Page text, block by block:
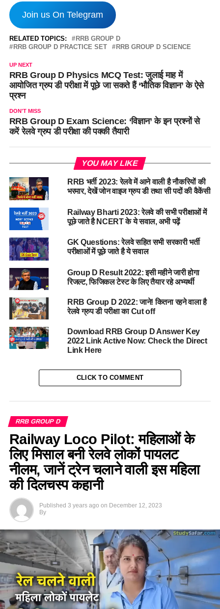
Join us On Telegram
RELATED TOPICS:
RRB GROUP D
RRB GROUP D PRACTICE SET
RRB GROUP D SCIENCE
UP NEXT
RRB Group D Physics MCQ Test: जुलाई माह में
आयोजित ग्रुप डी परीक्षा में पूछे जा सकते हैं ‘भौतिक विज्ञान’ के ऐसे
प्रश्न
DON'T MISS
RRB Group D Exam Science: ‘विज्ञान’ के इन प्रश्नों से
करें रेलवे ग्रुप डी परीक्षा की पक्की तैयारी
YOU MAY LIKE
RRB भर्ती 2023: रेलवे में आने वाली है नौकरियों की
भरमार, देखें जोन वाइज ग्रुप डी तथा सी पदों की वैकेंसी
Railway Bharti 2023: रेलवे की सभी परीक्षाओं में
पूछे जाते है NCERT के ये सवाल, अभी पढ़ें
GK Questions: रेलवे सहित सभी सरकारी भर्ती
परीक्षाओं में पूछे जाते है ये सवाल
Group D Result 2022: इसी महीने जारी होगा
रिजल्ट, फिजिकल टेस्ट के लिए तैयार रहे अभ्यर्थी
RRB Group D 2022: जाने! कितना रहने वाला है
रेलवे ग्रुप डी परीक्षा का Cut off
Download RRB Group D Answer Key
2022 Link Active Now: Check the Direct
Link Here
CLICK TO COMMENT
RRB GROUP D
Railway Loco Pilot: महिलाओं के
लिए मिसाल बनी रेलवे लोकों पायलट
नीलम, जानें ट्रेन चलाने वाली इस महिला
की दिलचस्प कहानी
Published 3 years ago on December 12, 2023
By